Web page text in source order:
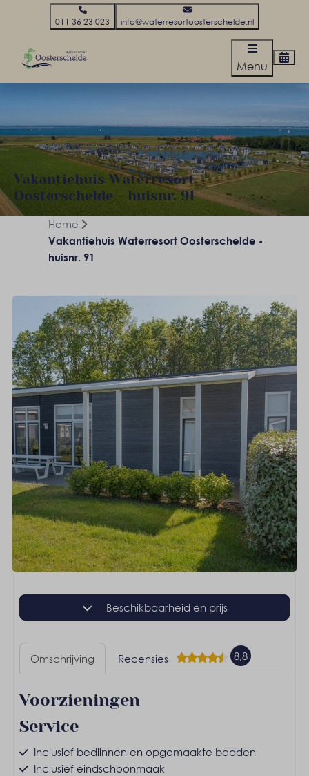
011 36 23 023 info@waterresortoosterschelde.nl
Menu
Vakantiehuis Waterresort
Oosterschelde - huisnr. 91
Home
Vakantiehuis Waterresort Oosterschelde -
huisnr. 91
Beschikbaarheid en prijs
Omschrijving Recensies 8,8
Voorzieningen
Service
Inclusief bedlinnen en opgemaakte bedden
Inclusief eindschoonmaak